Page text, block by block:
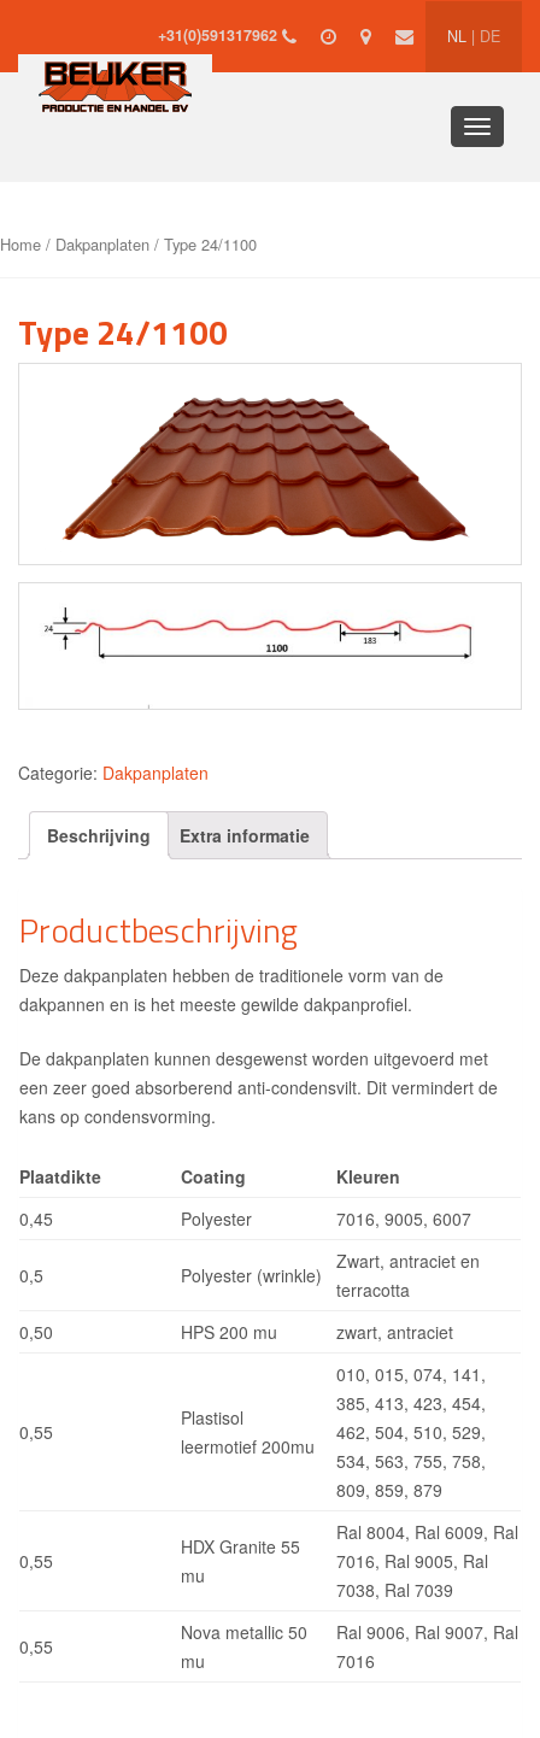
NL | DE
+31(0)591317962
Toggle
Home / Dakpanplaten / Type 24/1100
Type 24/1100
Categorie: Dakpanplaten
Beschrijving Extra informatie
Productbeschrijving
Deze dakpanplaten hebben de traditionele vorm van de
dakpannen en is het meeste gewilde dakpanprofiel.
De dakpanplaten kunnen desgewenst worden uitgevoerd met
een zeer goed absorberend anti-condensvilt. Dit vermindert de
kans op condensvorming.
Plaatdikte Coating
Kleuren
0,45
Polyester 7016, 9005, 6007
0,5 Polyester (wrinkle)
Zwart, antraciet en
terracotta
0,50
HPS 200 mu zwart, antraciet
0,55
Plastisol
leermotief 200mu
010, 015, 074, 141,
385, 413, 423, 454,
462, 504, 510, 529,
534, 563, 755, 758,
809, 859, 879
0,55
HDX Granite 55
mu
Ral 8004, Ral 6009, Ral
7016, Ral 9005, Ral
7038, Ral 7039
0,55
Nova metallic 50
mu
Ral 9006, Ral 9007, Ral
7016